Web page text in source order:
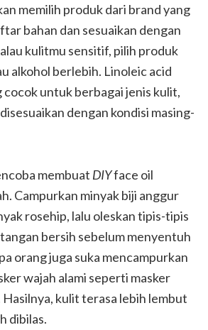
memilih produk dari brand yang
bahan dan sesuaikan dengan
kulitmu sensitif, pilih produk
alkohol berlebih. Linoleic acid
cocok untuk berbagai jenis kulit,
dengan kondisi masing-
membuat DIYface oil
Campurkan minyak biji anggur
rosehip, lalu oleskan tipis-tipis
bersih sebelum menyentuh
orang juga suka mencampurkan
wajah alami seperti masker
kulit terasa lebih lembut
dibilas.